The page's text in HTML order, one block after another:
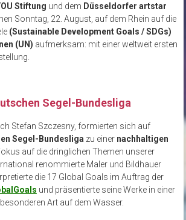
Stiftung und dem Düsseldorfer artstar
Sonntag, 22. August, auf dem Rhein auf die
(Sustainable Development Goals / SDGs)
(UN) aufmerksam: mit einer weltweit ersten
Segel-Bundesliga
Stefan Szczesny, formierten sich auf
Segel-Bundesliga zu einer nachhaltigen
auf die dringlichen Themen unserer
renommierte Maler und Bildhauer
die 17 Global Goals im Auftrag der
und präsentierte seine Werke in einer
Art auf dem Wasser.